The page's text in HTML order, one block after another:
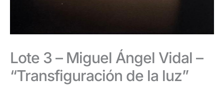
Lote 3 – Miguel Ángel Vidal –
“Transfiguración de la luz”